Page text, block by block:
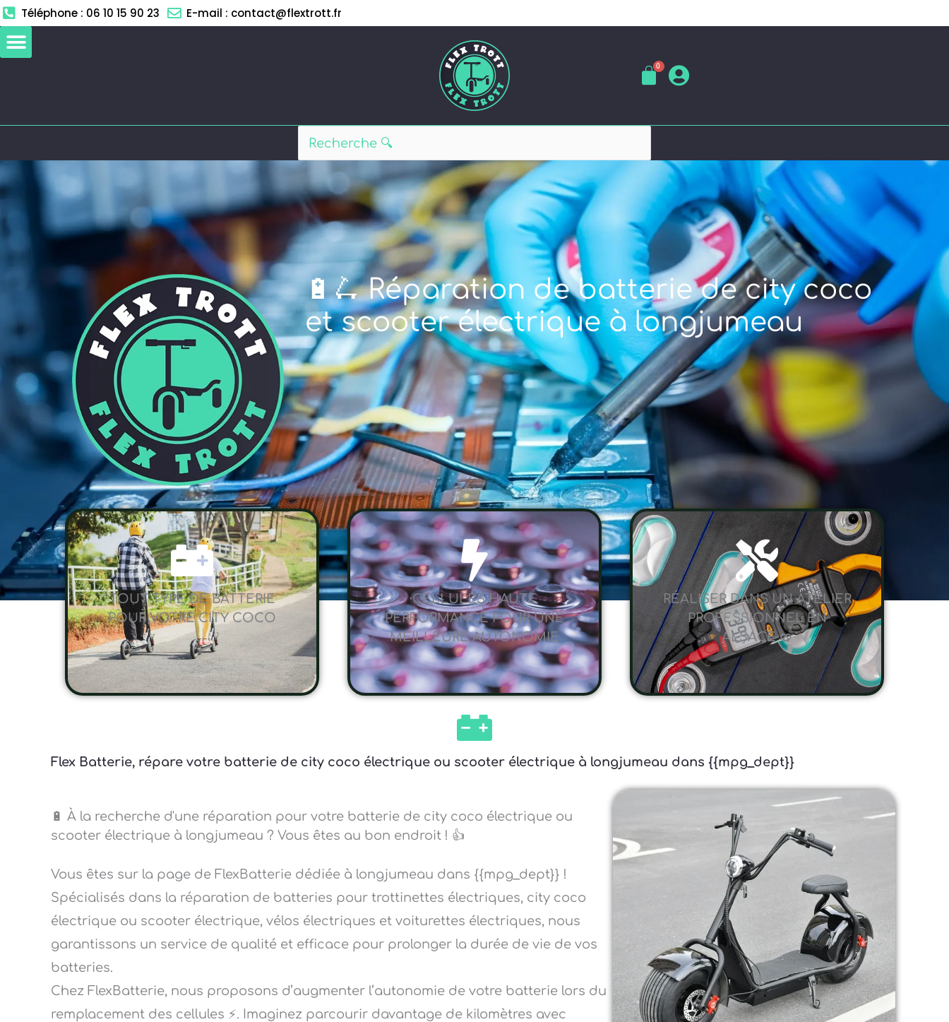
Aller
au
contenu
Téléphone : 06 10 15 90 23 E-mail : contact@flextrott.fr
🔋🛴 Réparation de batterie de city coco
et scooter électrique à longjumeau
TOUT TYPE DE BATTERIE
POUR VOTRE CITY COCO
CELLULES HAUTE
PERFORMANCE POUR UNE
MEILLEURE AUTONOMIE
RÉALISER DANS UN ATELIER
PROFESSIONNEL EN
ALSACE 🥨
Flex Batterie, répare votre batterie de city coco électrique ou scooter électrique à longjumeau dans {{mpg_dept}}
🔋 À la recherche d'une réparation pour votre batterie de city coco électrique ou
scooter électrique à longjumeau ? Vous êtes au bon endroit ! 👍
Vous êtes sur la page de FlexBatterie dédiée à longjumeau dans {{mpg_dept}} !
Spécialisés dans la réparation de batteries pour trottinettes électriques, city coco
électrique ou scooter électrique, vélos électriques et voiturettes électriques, nous
garantissons un service de qualité et efficace pour prolonger la durée de vie de vos
batteries.
Chez FlexBatterie, nous proposons d’augmenter l’autonomie de votre batterie lors du
remplacement des cellules ⚡. Imaginez parcourir davantage de kilomètres avec